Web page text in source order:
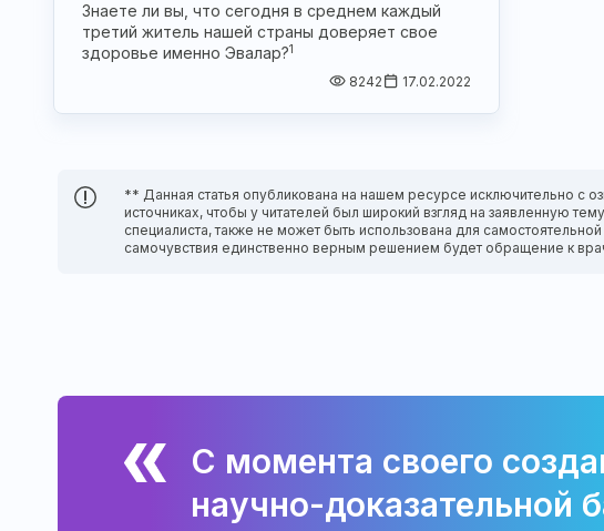
Знаете ли вы, что сегодня в среднем каждый
третий житель нашей страны доверяет свое
здоровье именно Эвалар?1
8242 17.02.2022
** Данная статья опубликована на нашем ресурсе исключительно с
источниках, чтобы у читателей был широкий взгляд на заявленную
специалиста, также не может быть использована для
самочувствия единственно верным решением будет обращение к
С момента своего
научно-доказательной